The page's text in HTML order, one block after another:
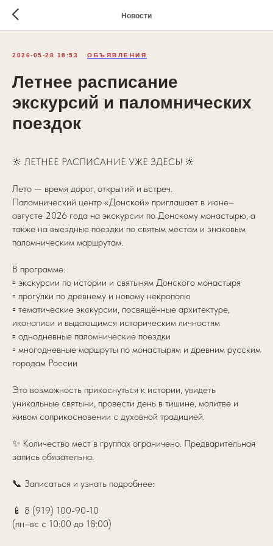
Новости
2026-05-28 18:53 ОБЪЯВЛЕНИЯ
Летнее расписание
экскурсий и паломнических
поездок
🔆 ЛЕТНЕЕ РАСПИСАНИЕ УЖЕ ЗДЕСЬ! 🔆
Лето — время дорог, открытий и встреч.
Паломнический центр «Донской» приглашает в июне–
августе 2026 года на экскурсии по Донскому монастырю, а
также на выездные поездки по святым местам и знаковым
паломническим маршрутам.
В программе:
▫️ экскурсии по истории и святыням Донского монастыря
▫️ прогулки по древнему и новому некрополю
▫️ тематические экскурсии, посвящённые архитектуре,
иконописи и выдающимся историческим личностям
▫️ однодневные паломнические поездки
▫️ многодневные маршруты по монастырям и древним русским
городам России
Это возможность прикоснуться к истории, увидеть
уникальные святыни, провести день в тишине, молитве и
живом соприкосновении с духовной традицией.
✨ Количество мест в группах ограничено. Предварительная
запись обязательна.
📞 Записаться и узнать подробнее:
📱 8 (919) 100-90-10
(пн–вс с 10:00 до 18:00)